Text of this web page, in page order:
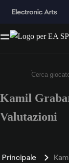
Kamil
Valutazioni
Principale